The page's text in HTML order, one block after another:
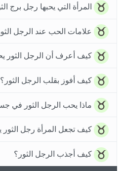
المرأة التي يحبها رجل برج
علامات الحب عند الرجل
كيف أعرف أن الرجل الثور
كيف أفوز بقلب الرجل الثور؟
ماذا يحب الرجل الثور في
كيف تجعل المرأة رجل الثور
كيف أجذب الرجل الثور؟